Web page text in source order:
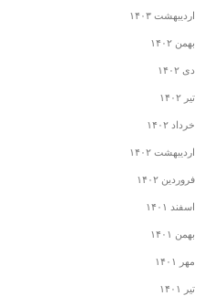
اردیبهشت ۱۴۰۳
بهمن ۱۴۰۲
دی ۱۴۰۲
تیر ۱۴۰۲
خرداد ۱۴۰۲
اردیبهشت ۱۴۰۲
فروردین ۱۴۰۲
اسفند ۱۴۰۱
بهمن ۱۴۰۱
مهر ۱۴۰۱
تیر ۱۴۰۱